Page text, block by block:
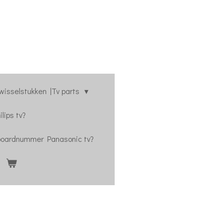
|Tv parts
tv?
Panasonic tv?